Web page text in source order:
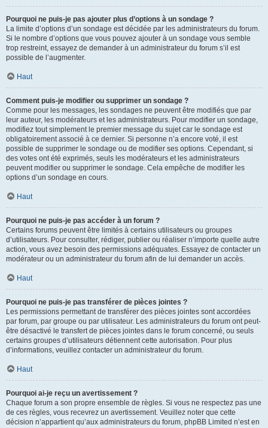
Pourquoi ne puis-je pas ajouter plus d’options à un sondage ?
La limite d’options d’un sondage est décidée par les administrateurs du forum.
Si le nombre d’options que vous pouvez ajouter à un sondage vous semble
trop restreint, essayez de demander à un administrateur du forum s’il est
possible de l’augmenter.
Haut
Comment puis-je modifier ou supprimer un sondage ?
Comme pour les messages, les sondages ne peuvent être modifiés que par
leur auteur, les modérateurs et les administrateurs. Pour modifier un sondage,
modifiez tout simplement le premier message du sujet car le sondage est
obligatoirement associé à ce dernier. Si personne n’a encore voté, il est
possible de supprimer le sondage ou de modifier ses options. Cependant, si
des votes ont été exprimés, seuls les modérateurs et les administrateurs
peuvent modifier ou supprimer le sondage. Cela empêche de modifier les
options d’un sondage en cours.
Haut
Pourquoi ne puis-je pas accéder à un forum ?
Certains forums peuvent être limités à certains utilisateurs ou groupes
d’utilisateurs. Pour consulter, rédiger, publier ou réaliser n’importe quelle autre
action, vous avez besoin des permissions adéquates. Essayez de contacter un
modérateur ou un administrateur du forum afin de lui demander un accès.
Haut
Pourquoi ne puis-je pas transférer de pièces jointes ?
Les permissions permettant de transférer des pièces jointes sont accordées
par forum, par groupe ou par utilisateur. Les administrateurs du forum ont peut-
être désactivé le transfert de pièces jointes dans le forum concerné, ou seuls
certains groupes d’utilisateurs détiennent cette autorisation. Pour plus
d’informations, veuillez contacter un administrateur du forum.
Haut
Pourquoi ai-je reçu un avertissement ?
Chaque forum a son propre ensemble de règles. Si vous ne respectez pas une
de ces règles, vous recevrez un avertissement. Veuillez noter que cette
décision n’appartient qu’aux administrateurs du forum, phpBB Limited n’est en